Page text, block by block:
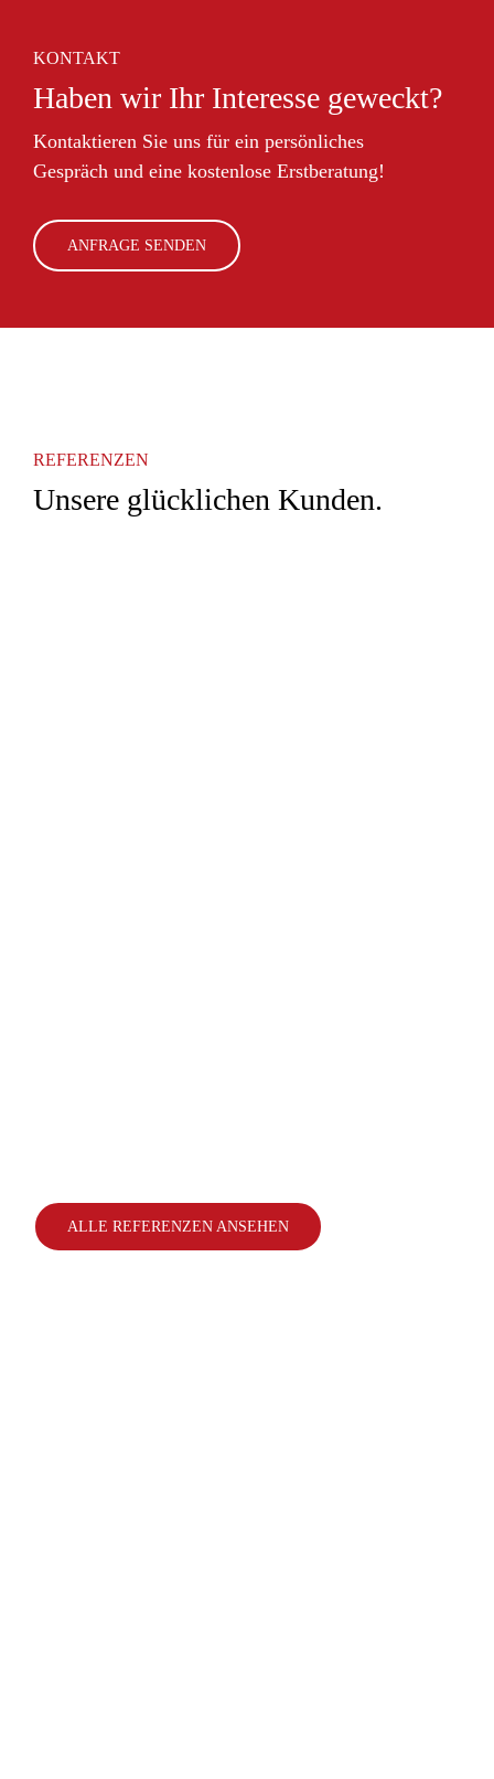
KONTAKT
Haben wir Ihr Interesse geweckt?
Kontaktieren Sie uns für ein persönliches
Gespräch und eine kostenlose Erstberatung!
ANFRAGE SENDEN
REFERENZEN
Unsere glücklichen Kunden.
ALLE REFERENZEN ANSEHEN